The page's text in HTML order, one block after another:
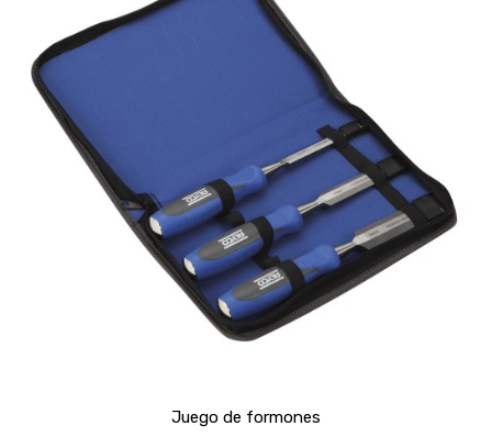
Juego de formones